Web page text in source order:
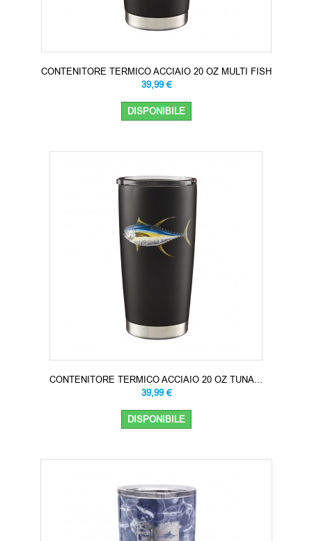
CONTENITORE TERMICO ACCIAIO 20 OZ MULTI FISH
39,99 €
DISPONIBILE
CONTENITORE TERMICO ACCIAIO 20 OZ TUNA...
39,99 €
DISPONIBILE